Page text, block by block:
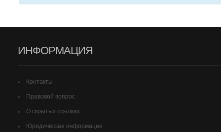
ИНФОРМАЦИЯ
Контакты
Правовой вопрос
О скрытых ссылках
Юридическая информация